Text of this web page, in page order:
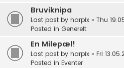
Bruviknipa
Last post by harpix « Thu
Posted in Generelt
En Milepæl!
Last post by harpix « Fri
Posted in Eventer